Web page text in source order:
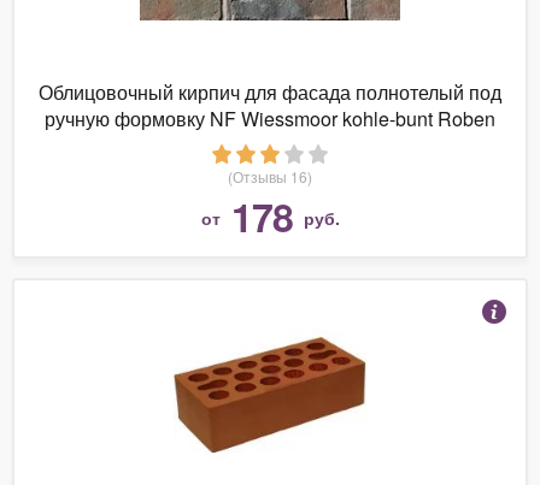
Облицовочный кирпич для фасада полнотелый под
ручную формовку NF Wiessmoor kohle-bunt Roben
240х71/115 мм
(Отзывы 16)
от 178 руб.